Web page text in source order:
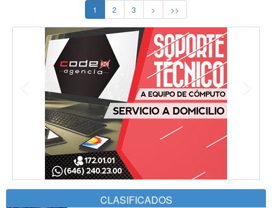
1 2 3 > >>
CLASIFICADOS